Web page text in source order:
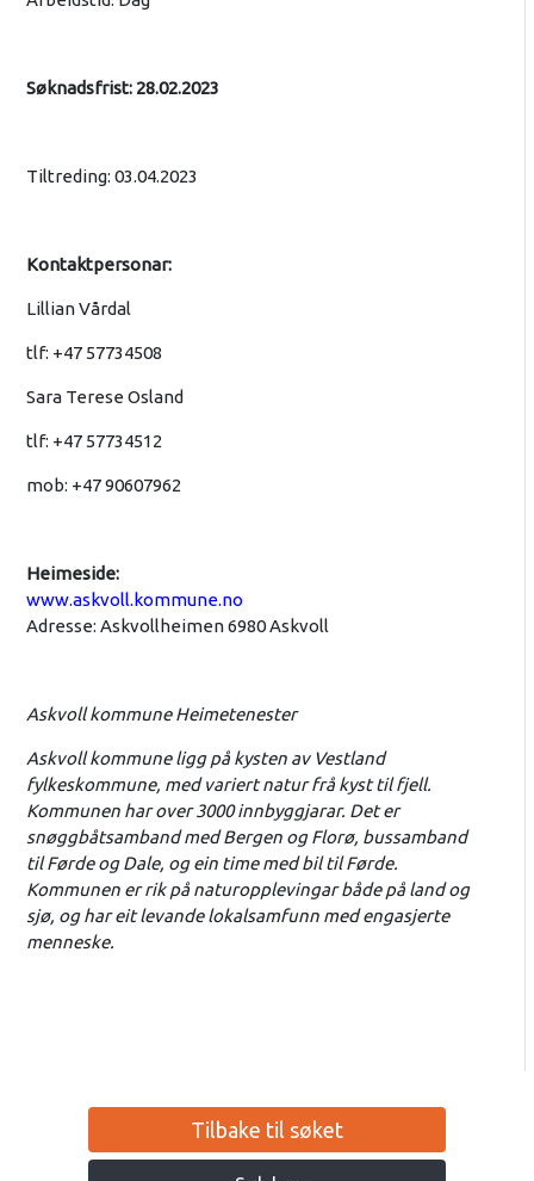
Søknadsfrist: 28.02.2023
Tiltreding: 03.04.2023
Kontaktpersonar:
Lillian Vårdal
tlf: +47 57734508
Sara Terese Osland
tlf: +47 57734512
mob: +47 90607962
Heimeside:
www.askvoll.kommune.no
Adresse: Askvollheimen 6980 Askvoll
Askvoll kommune Heimetenester
Askvoll kommune ligg på kysten av Vestland
fylkeskommune, med variert natur frå kyst til fjell.
Kommunen har over 3000 innbyggjarar. Det er
snøggbåtsamband med Bergen og Florø, bussamband
til Førde og Dale, og ein time med bil til Førde.
Kommunen er rik på naturopplevingar både på land og
sjø, og har eit levande lokalsamfunn med engasjerte
menneske.
Tilbake til søket